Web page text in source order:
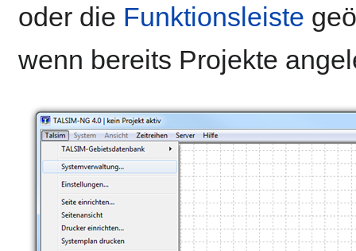
oder die Funktionsleiste
wenn bereits Projekte